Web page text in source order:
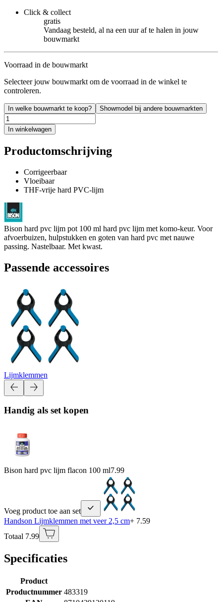
Click & collect
gratis
Vandaag besteld, al na een uur af te halen in jouw
bouwmarkt
Voorraad in de bouwmarkt
Selecteer jouw bouwmarkt om de voorraad in de winkel te
controleren.
In welke bouwmarkt te koop? Showmodel bij andere bouwmarkten
In winkelwagen
Productomschrijving
Corrigeerbaar
Vloeibaar
THF-vrije hard PVC-lijm
Bison hard pvc lijm pot 100 ml hard pvc lijm met komo-keur. Voor
afvoerbuizen, hulpstukken en goten van hard pvc met nauwe
passing. Nastelbaar. Met kwast.
Passende accessoires
Lijmklemmen
Handig als set kopen
Bison hard pvc lijm flacon 100 ml7.99
Voeg product toe aan set
Handson Lijmklemmen met veer 2,5 cm+ 7.59
Totaal 7.99
Specificaties
Product
Productnummer 483319